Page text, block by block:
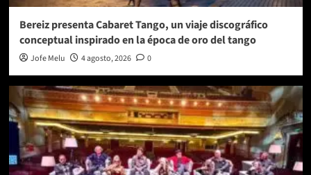
Bereiz presenta Cabaret Tango, un viaje discográfico
conceptual inspirado en la época de oro del tango
Jofe Melu 4 agosto, 2026 0